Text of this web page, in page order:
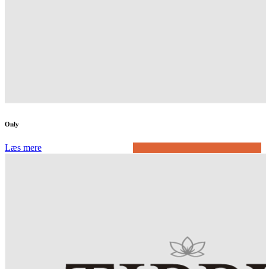
Only
Læs mere